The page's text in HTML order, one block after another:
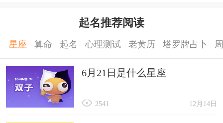
起名推荐阅读
星座 算命 起名 心理测试 老黄历 塔罗牌占卜
6月21日是什么星座
12月14日
2541